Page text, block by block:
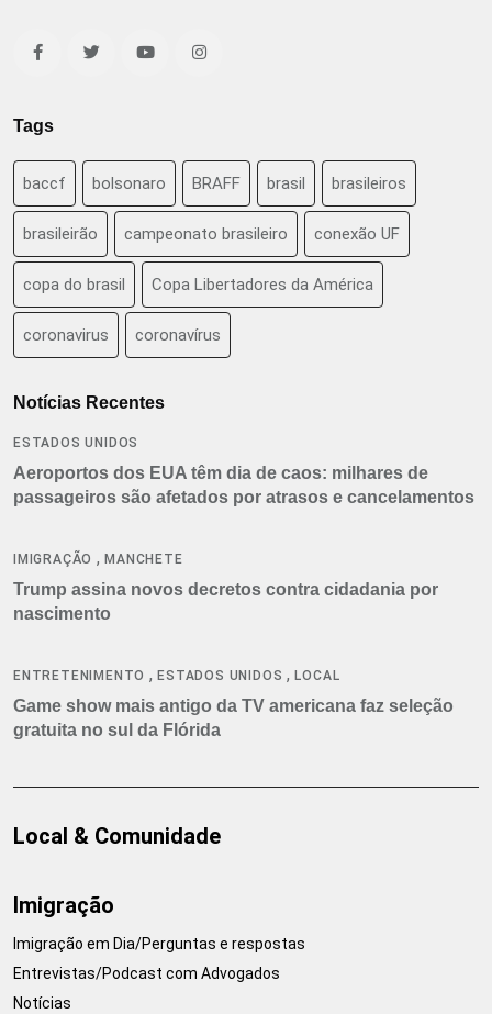
Tags
baccf bolsonaro BRAFF brasil brasileiros
brasileirão campeonato brasileiro conexão UF
copa do brasil Copa Libertadores da América
coronavirus coronavírus
Notícias Recentes
ESTADOS UNIDOS
Aeroportos dos EUA têm dia de caos: milhares de
passageiros são afetados por atrasos e cancelamentos
IMIGRAÇÃO ,MANCHETE
Trump assina novos decretos contra cidadania por
nascimento
ENTRETENIMENTO ,ESTADOS UNIDOS ,LOCAL
Game show mais antigo da TV americana faz seleção
gratuita no sul da Flórida
Local & Comunidade
Imigração
Imigração em Dia/Perguntas e respostas
Entrevistas/Podcast com Advogados
Notícias